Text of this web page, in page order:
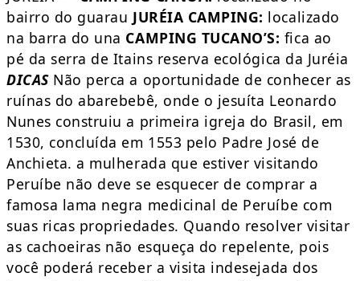
bairro do guarau JURÉIA CAMPING: localizado
na barra do una CAMPING TUCANO’S: fica ao
pé da serra de Itains reserva ecológica da Juréia
DICASNão perca a oportunidade de conhecer as
ruínas do abarebebê, onde o jesuíta Leonardo
Nunes construiu a primeira igreja do Brasil, em
1530, concluída em 1553 pelo Padre José de
Anchieta. a mulherada que estiver visitando
Peruíbe não deve se esquecer de comprar a
famosa lama negra medicinal de Peruíbe com
suas ricas propriedades. Quando resolver visitar
as cachoeiras não esqueça do repelente, pois
você poderá receber a visita indesejada dos